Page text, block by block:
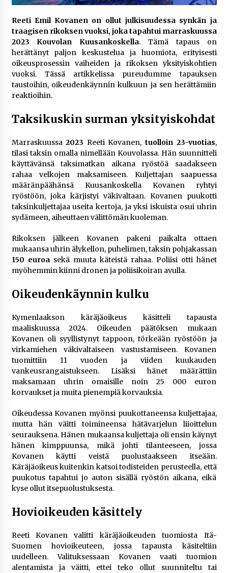
rikoshistoriaa
Online-kasinoiden mobiilipelialustojen kehitys
– asiantuntijalausunto
3 viikkoa sitten
Uutisankkuri Jan Andersson vaimo – faktat ja
4 viikkoa sitten
10 euron talletuskasinot ja pikamaksut: mitä
suomalaisten pelaajien on hyvä tietää
1 kuukausi sitten
Reeti Emil Kovanen on ollut julkisuudessa synkän ja
traagisen rikoksen vuoksi, joka tapahtui marraskuussa
2023 Kouvolan Kuusankoskella. Tämä tapaus on
herättänyt paljon keskustelua ja huomiota, erityisesti
oikeusprosessin vaiheiden ja rikoksen yksityiskohtien
vuoksi. Tässä artikkelissa pureudumme tapauksen
taustoihin, oikeudenkäynnin kulkuun ja sen herättämiin
reaktioihin.
Taksikuskin surman yksityiskohdat
Marraskuussa2023 Reeti Kovanen, tuolloin 23-vuotias,
tilasi taksin omalla nimellään Kouvolassa. Hän suunnitteli
käyttävänsä taksimatkan aikana ryöstöä saadakseen
rahaa velkojen maksamiseen. Kuljettajan saapuessa
määränpäähänsä Kuusankoskella Kovanen ryhtyi
ryöstöön, joka kärjistyi väkivaltaan. Kovanen puukotti
taksinkuljettajaa useita kertoja, ja yksi iskuista osui uhrin
sydämeen, aiheuttaen välittömän kuoleman.
Rikoksen jälkeen Kovanen pakeni paikalta ottaen
mukaansa uhrin älykellon, puhelimen, taksin pohjakassan
150 euroasekä muuta käteistä rahaa. Poliisi otti hänet
myöhemmin kiinni dronen ja poliisikoiran avulla.
Oikeudenkäynnin kulku
Kymenlaakson käräjäoikeus käsitteli tapausta
maaliskuussa 2024. Oikeuden päätöksen mukaan
Kovanen oli syyllistynyt tappoon, törkeään ryöstöön ja
virkamiehen väkivaltaiseen vastustamiseen. Kovanen
tuomittiin 11 vuoden ja viiden kuukauden
vankeusrangaistukseen. Lisäksi hänet määrättiin
maksamaan uhrin omaisille noin 25 000 euron
korvaukset ja muita pienempiä korvauksia.
Oikeudessa Kovanen myönsi puukottaneensa kuljettajaa,
mutta hän väitti toimineensa hätävarjelun liioittelun
seurauksena. Hänen mukaansa kuljettaja oli ensin käynyt
hänen kimppuunsa, mikä johti tilanteeseen, jossa
Kovanen käytti veistä puolustaakseen itseään.
Käräjäoikeus kuitenkin katsoi todisteiden perusteella, että
puukotus tapahtui jo auton sisällä ryöstön aikana, eikä
kyse ollut itsepuolustuksesta.
Hovioikeuden käsittely
Reeti Kovanen valitti käräjäoikeuden tuomiosta Itä-
Suomen hovioikeuteen, jossa tapausta käsiteltiin
uudelleen. Valituksessaan Kovanen vaati tuomion
alentamista ja väitti, ettei teko ollut suunniteltu tai